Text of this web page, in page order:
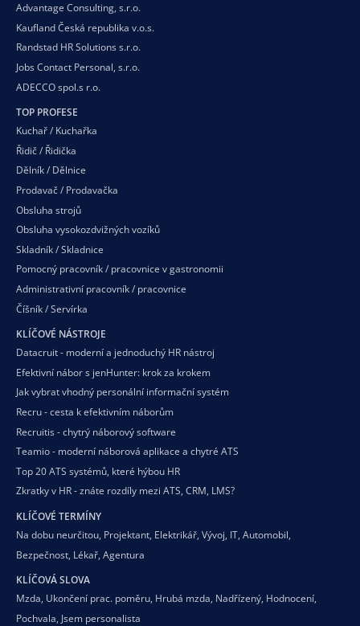
Advantage Consulting, s.r.o.
Kaufland Česká republika v.o.s.
Randstad HR Solutions s.r.o.
Jobs Contact Personal, s.r.o.
ADECCO spol.s r.o.
TOP PROFESE
Kuchař / Kuchařka
Řidič / Řidička
Dělník / Dělnice
Prodavač / Prodavačka
Obsluha strojů
Obsluha vysokozdvižných vozíků
Skladník / Skladnice
Pomocný pracovník / pracovnice v gastronomii
Administrativní pracovník / pracovnice
Číšník / Servírka
KLÍČOVÉ NÁSTROJE
Datacruit - moderní a jednoduchý HR nástroj
Efektivní nábor s jenHunter: krok za krokem
Jak vybrat vhodný personální informační systém
Recru - cesta k efektivním náborům
Recruitis - chytrý náborový software
Teamio - moderní náborová aplikace a chytré ATS
Top 20 ATS systémů, které hýbou HR
Zkratky v HR - znáte rozdíly mezi ATS, CRM, LMS?
KLÍČOVÉ TERMÍNY
Na dobu neurčitou, Projektant, Elektrikář, Vývoj, IT, Automobil,
Bezpečnost, Lékař, Agentura
KLÍČOVÁ SLOVA
Mzda, Ukončení prac. poměru, Hrubá mzda, Nadřízený, Hodnocení,
Pochvala, Jsem personalista